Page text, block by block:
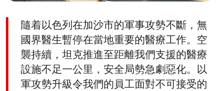
隨着以色列在加沙市的軍事攻勢不斷，無
國界醫生暫停在當地重要的醫療工作。空
襲持續，坦克推進至距離我們支援的醫療
設施不足一公里，安全局勢急劇惡化。以
軍攻勢升級令我們的員工面對不可接受的